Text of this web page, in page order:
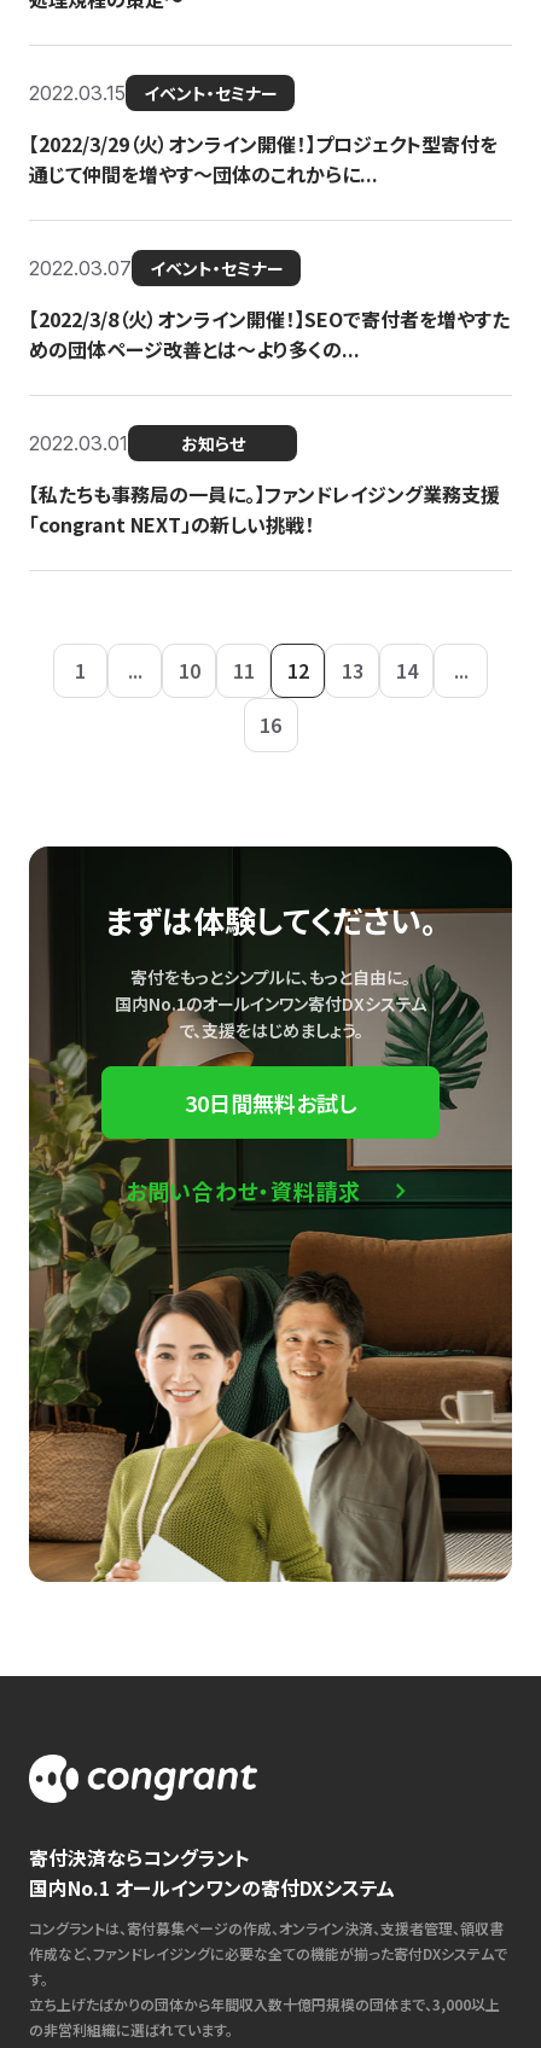
2022.03.15 イベント・セミナー
【2022/3/29（火）オンライン開催！】プロジェクト型寄付を
通じて仲間を増やす～団体のこれからに...
2022.03.07 イベント・セミナー
【2022/3/8（火）オンライン開催！】SEOで寄付者を増やすた
めの団体ページ改善とは～より多くの...
2022.03.01 お知らせ
【私たちも事務局の一員に。】ファンドレイジング業務支援
「congrant NEXT」の新しい挑戦！
1 ... 10 11 12 13 14
...
16
まずは体験してください。
寄付をもっとシンプルに、もっと自由に。
国内No.1のオールインワン寄付DXシステム
で、支援をはじめましょう。
30日間無料お試し
お問い合わせ・資料請求
寄付決済ならコングラント
国内No.1 オールインワンの寄付DXシステム
コングラントは、寄付募集ページの作成、オンライン決済、支援者管理、領収書
作成など、ファンドレイジングに必要な全ての機能が揃った寄付DXシステムで
す。
立ち上げたばかりの団体から年間収入数十億円規模の団体まで、3,000以上
の非営利組織に選ばれています。